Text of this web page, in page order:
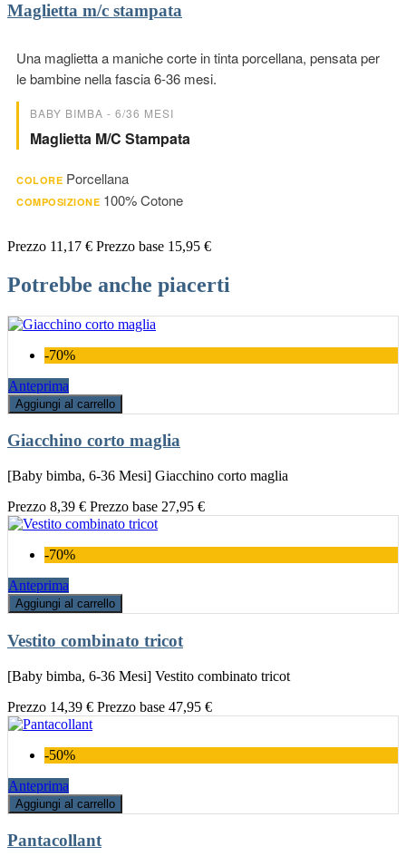
Maglietta m/c stampata
Una maglietta a maniche corte in tinta porcellana, pensata per
le bambine nella fascia 6-36 mesi.
BABY BIMBA - 6/36 MESI
Maglietta M/c Stampata
COLORE Porcellana
COMPOSIZIONE 100% Cotone
Prezzo 11,17 € Prezzo base 15,95 €
Potrebbe anche piacerti
-70%
Anteprima
Aggiungi al carrello
Giacchino corto maglia
[Baby bimba, 6-36 Mesi] Giacchino corto maglia
Prezzo 8,39 € Prezzo base 27,95 €
-70%
Anteprima
Aggiungi al carrello
Vestito combinato tricot
[Baby bimba, 6-36 Mesi] Vestito combinato tricot
Prezzo 14,39 € Prezzo base 47,95 €
-50%
Anteprima
Aggiungi al carrello
Pantacollant